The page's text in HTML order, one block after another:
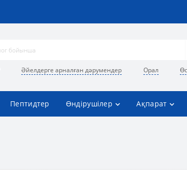
Әйелдерге арналған дәрумендер Орал
Пептидтер Өндірушілер Ақпарат